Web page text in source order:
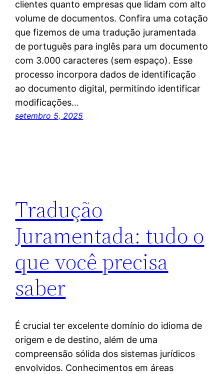
clientes quanto empresas que lidam com alto
volume de documentos. Confira uma cotação
que fizemos de uma tradução juramentada
de português para inglês para um documento
com 3.000 caracteres (sem espaço). Esse
processo incorpora dados de identificação
ao documento digital, permitindo identificar
modificações…
setembro 5, 2025
Tradução
Juramentada: tudo o
que você precisa
saber
É crucial ter excelente domínio do idioma de
origem e de destino, além de uma
compreensão sólida dos sistemas jurídicos
envolvidos. Conhecimentos em áreas